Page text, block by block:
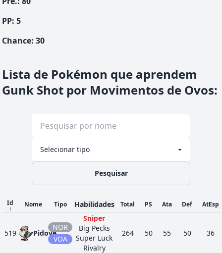
PP: 5
Chance: 30
Lista de Pokémon que aprendem
Gunk Shot por Movimentos de Ovos:
Pesquisar
Id
↑
Nome Tipo Habilidades Total PS Ata Def AtEsp
519 Pidove
NOR
VOA
Sniper
Big Pecks
Super Luck
Rivalry
264 50 55 50 36